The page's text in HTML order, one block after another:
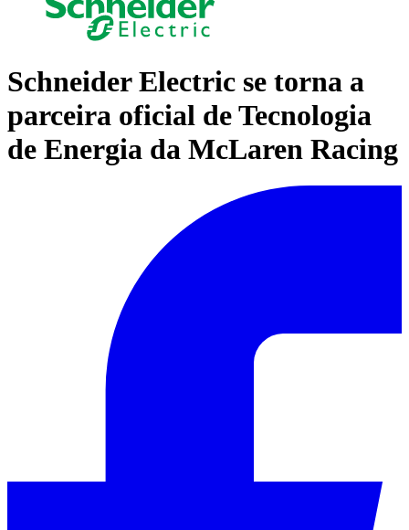
Schneider Electric se torna a
parceira oficial de Tecnologia
de Energia da McLaren Racing